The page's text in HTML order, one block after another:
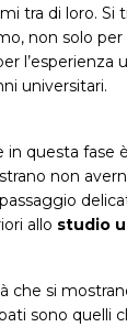
tra di loro. Si
non solo per
l’esperienza
universitari.
questa fase
non
allo studio
che si
sono quelli